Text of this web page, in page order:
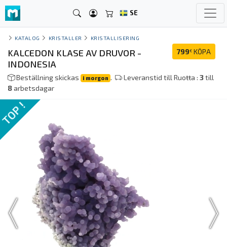
SE
KATALOG KRISTALLER KRISTALLISERING
799€ KÖPA
KALCEDON KLASE AV DRUVOR -
INDONESIA
Beställning skickas i morgon . Leveranstid till Ruoŧŧa :3till
8arbetsdagar
!